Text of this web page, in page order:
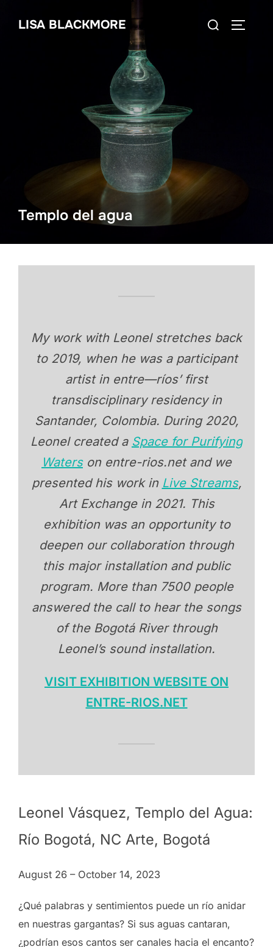
LISA BLACKMORE
Search
Templo del agua
My work with Leonel stretches back
to 2019, when he was a participant
artist in entre—ríos’ first
transdisciplinary residency in
Santander, Colombia. During 2020,
Leonel created a Space for Purifying
Waterson entre-rios.net and we
presented his work in Live Streams,
Art Exchange in 2021. This
exhibition was an opportunity to
deepen our collaboration through
this major installation and public
program. More than 7500 people
answered the call to hear the songs
of the Bogotá River through
Leonel’s sound installation.
VISIT EXHIBITION WEBSITE ON
ENTRE-RIOS.NET
Leonel Vásquez, Templo del Agua:
Río Bogotá, NC Arte, Bogotá
August 26 – October 14, 2023
¿Qué palabras y sentimientos puede un río anidar
en nuestras gargantas? Si sus aguas cantaran,
¿podrían esos cantos ser canales hacia el encanto?